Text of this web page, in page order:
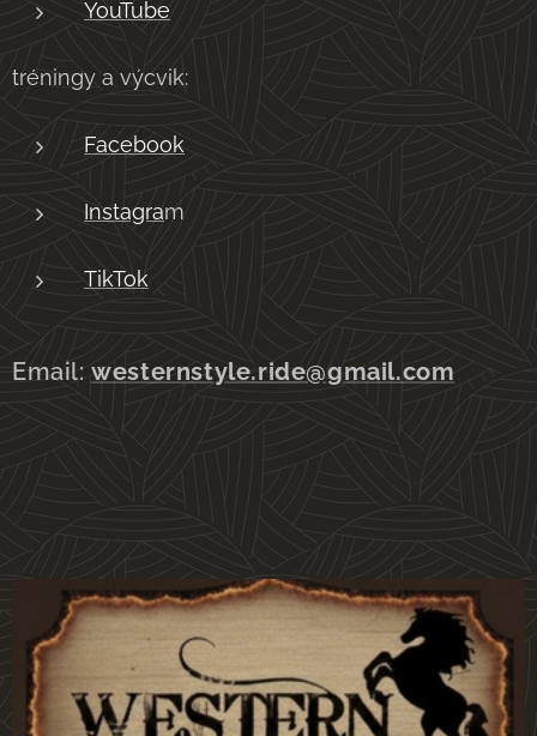
YouTube
tréningy a výcvik:
Facebook
Instagram
TikTok
Email:westernstyle.ride@gmail.com